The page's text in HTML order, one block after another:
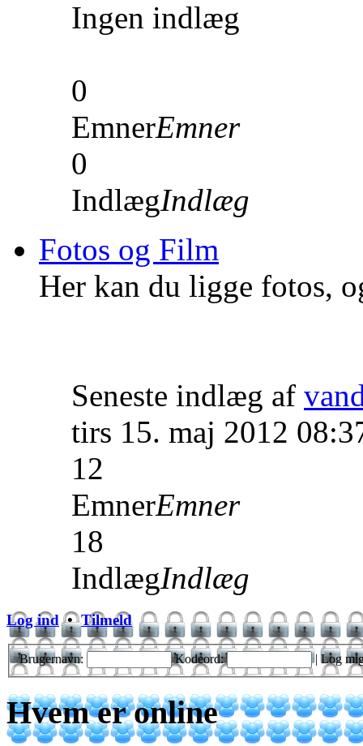
Ingen indlæg
0
EmnerEmner
0
IndlægIndlæg
Fotos og Film
Her kan du ligge fotos,
Seneste indlæg af
tirs 15. maj 2012
12
EmnerEmner
18
IndlægIndlæg
Log ind•Tilmeld
Brugernavn: Kodeord: |Log
Hvem er online